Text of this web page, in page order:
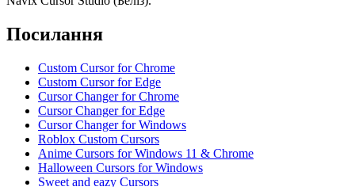
Посилання
Custom Cursor for Chrome
Custom Cursor for Edge
Cursor Changer for Chrome
Cursor Changer for Edge
Cursor Changer for Windows
Roblox Custom Cursors
Anime Cursors for Windows 11 & Chrome
Halloween Cursors for Windows
Sweet and eazy Cursors